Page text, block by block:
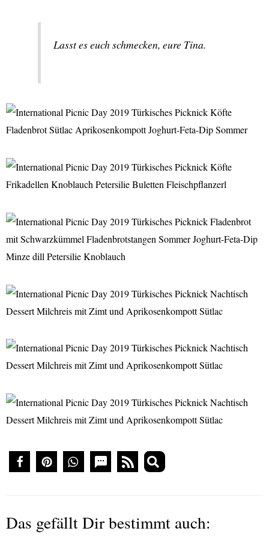
Lasst es euch schmecken, eure Tina.
Das gefällt Dir bestimmt auch: